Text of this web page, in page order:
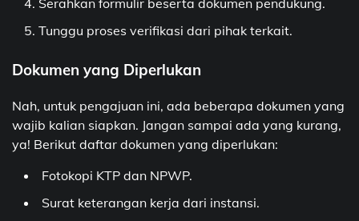
Tunggu proses verifikasi dari pihak terkait.
Dokumen yang Diperlukan
Nah, untuk pengajuan ini, ada beberapa dokumen yang
wajib kalian siapkan. Jangan sampai ada yang kurang,
ya! Berikut daftar dokumen yang diperlukan:
Fotokopi KTP dan NPWP.
Surat keterangan kerja dari instansi.